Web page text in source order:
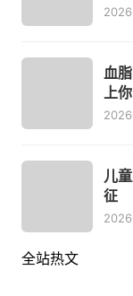
血
上你
儿
征
全站热文